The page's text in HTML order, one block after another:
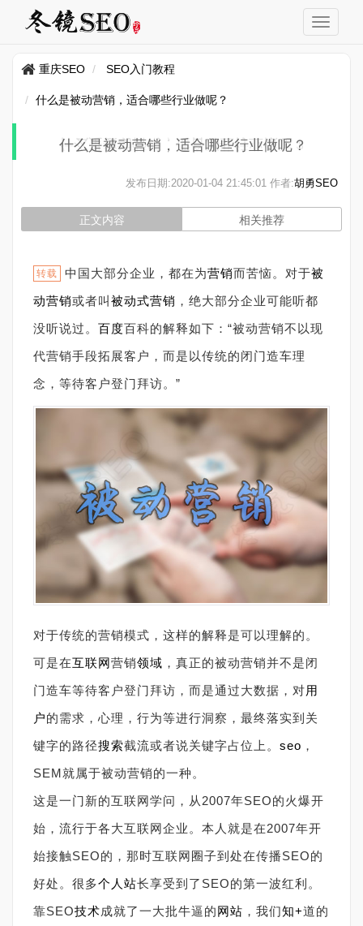
重庆SEO SEO入门教程
什么是被动营销，适合哪些行业做呢？
什么是被动营销，适合哪些行业做呢？
发布日期:2020-01-04 21:45:01 作者:胡勇SEO
正文内容 相关推荐
转载 中国大部分企业，都在为营销而苦恼。对于被
动营销或者叫 被动式营销 ，绝大部分企业可能听都
没听说过。 百度百科的解释如下：“被动营销不以现
代营销手段拓展客户，而是以传统的闭门造车理
念，等待客户登门拜访。”
对于传统的营销模式，这样的解释是可以理解的。
可是在互联网营销领域 ，真正的被动营销并不是闭
门造车等待客户登门拜访，而是通过大数据，对用
户的需求，心理，行为等进行洞察，最终落实到关
键字的路径搜索截流或者说关键字占位上。 seo ，
SEM就属于被动营销的一种。
这是一门新的互联网学问，从2007年SEO的火爆开
始，流行于各大互联网企业。本人就是在2007年开
始接触SEO的，那时互联网圈子到处在传播SEO的
好处。很多个人 站长享受到了SEO的第一波红利。
靠SEO技术成就了一大批牛逼的网站 ，我们知+道的